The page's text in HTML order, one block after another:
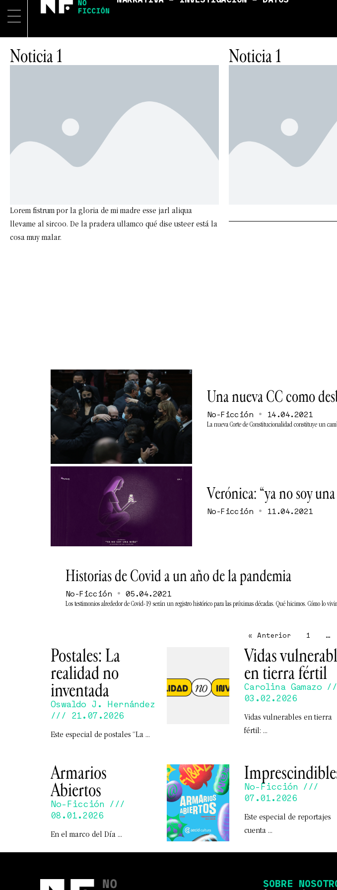
Noticia 1
Lorem fistrum por la gloria de mi madre esse jarl aliqua
llevame al sircoo. De la pradera ullamco qué dise usteer está la
cosa muy malar.
Noticia 1
Una nueva CC como
No-Ficción • 14.04.2021
La nueva Corte de Constitucionalidad constituye un
Verónica: “ya no soy
No-Ficción • 11.04.2021
Historias de Covid a un año de la pandemia
No-Ficción • 05.04.2021
Los testimonios alrededor de Covid-19 serán un registro histórico para las próximas décadas. Qué hicimos. Cómo lo
« Anterior 1 …
Postales: La
realidad no
inventada
Oswaldo J. Hernández
21.07.2026
Este especial de postales “La
Vidas
en tierra fértil
Carolina Gamazo
03.02.2026
Vidas vulnerables en tierra
fértil:
Armarios
Abiertos
No-Ficción
08.01.2026
En el marco del Día
No-Ficción
07.01.2026
Este especial de reportajes
cuenta
SOBRE